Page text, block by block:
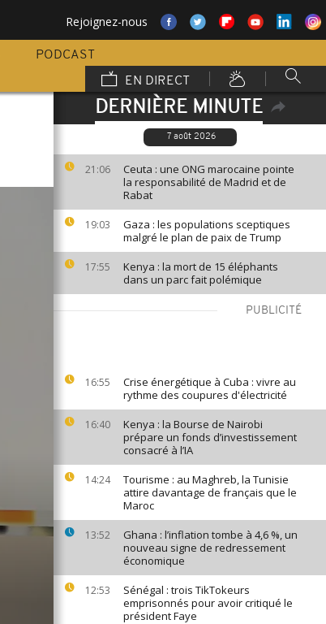
Rejoignez-nous
PODCAST
EN DIRECT
DERNIÈRE MINUTE
7 août 2026
21:06
Ceuta : une ONG marocaine pointe
la responsabilité de Madrid et de
Rabat
19:03
Gaza : les populations sceptiques
malgré le plan de paix de Trump
17:55
Kenya : la mort de 15 éléphants
dans un parc fait polémique
PUBLICITÉ
16:55
Crise énergétique à Cuba : vivre au
rythme des coupures d'électricité
16:40
Kenya : la Bourse de Nairobi
prépare un fonds d’investissement
consacré à l’IA
14:24
Tourisme : au Maghreb, la Tunisie
attire davantage de français que le
Maroc
13:52
Ghana : l’inflation tombe à 4,6 %, un
nouveau signe de redressement
économique
12:53
Sénégal : trois TikTokeurs
emprisonnés pour avoir critiqué le
président Faye